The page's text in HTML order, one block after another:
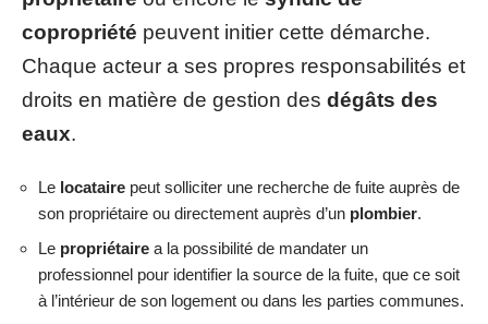
copropriété peuvent initier cette démarche.
Chaque acteur a ses propres responsabilités et
droits en matière de gestion des dégâts des
eaux.
Le locataire peut solliciter une recherche de fuite auprès de
son propriétaire ou directement auprès d’un plombier.
Le propriétaire a la possibilité de mandater un
professionnel pour identifier la source de la fuite, que ce soit
à l’intérieur de son logement ou dans les parties communes.